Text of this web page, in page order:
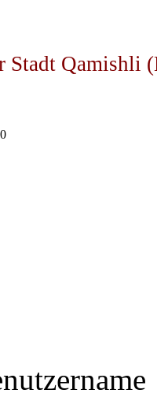
Stadt Qamishli